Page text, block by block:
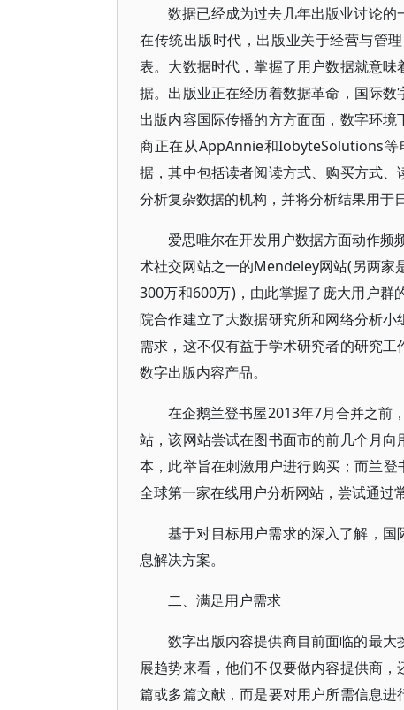
数据已经成为过去几年出版业讨论的
在传统出版时代，出版业关于经营与管
表。大数据时代，掌握了用户数据就意
据。出版业正在经历着数据革命，国际
出版内容国际传播的方方面面，数字环
商正在从AppAnnie和IobyteSolutions
据，其中包括读者阅读方式、购买方式
分析复杂数据的机构，并将分析结果用于
爱思唯尔在开发用户数据方面动作频
术社交网站之一的Mendeley网站(另两
300万和600万)，由此掌握了庞大用户群
院合作建立了大数据研究所和网络分析
需求，这不仅有益于学术研究者的研究
数字出版内容产品。
在企鹅兰登书屋2013年7月合并之前
站，该网站尝试在图书面市的前几个月
本，此举旨在刺激用户进行购买；而兰
全球第一家在线用户分析网站，尝试通过
基于对目标用户需求的深入了解，
息解决方案。
二、满足用户需求
数字出版内容提供商目前面临的最
展趋势来看，他们不仅要做内容提供商
篇或多篇文献，而是要对用户所需信息